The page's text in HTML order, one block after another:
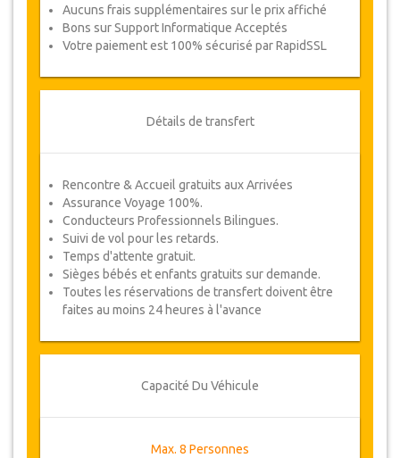
Aucuns frais supplémentaires sur le prix affiché
Bons sur Support Informatique Acceptés
Votre paiement est 100% sécurisé par RapidSSL
Détails de transfert
Rencontre & Accueil gratuits aux Arrivées
Assurance Voyage 100%.
Conducteurs Professionnels Bilingues.
Suivi de vol pour les retards.
Temps d'attente gratuit.
Sièges bébés et enfants gratuits sur demande.
Toutes les réservations de transfert doivent être
faites au moins 24 heures à l'avance
Capacité Du Véhicule
Max. 8 Personnes